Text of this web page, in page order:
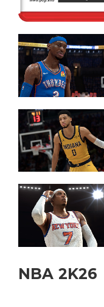
NBA 2K26